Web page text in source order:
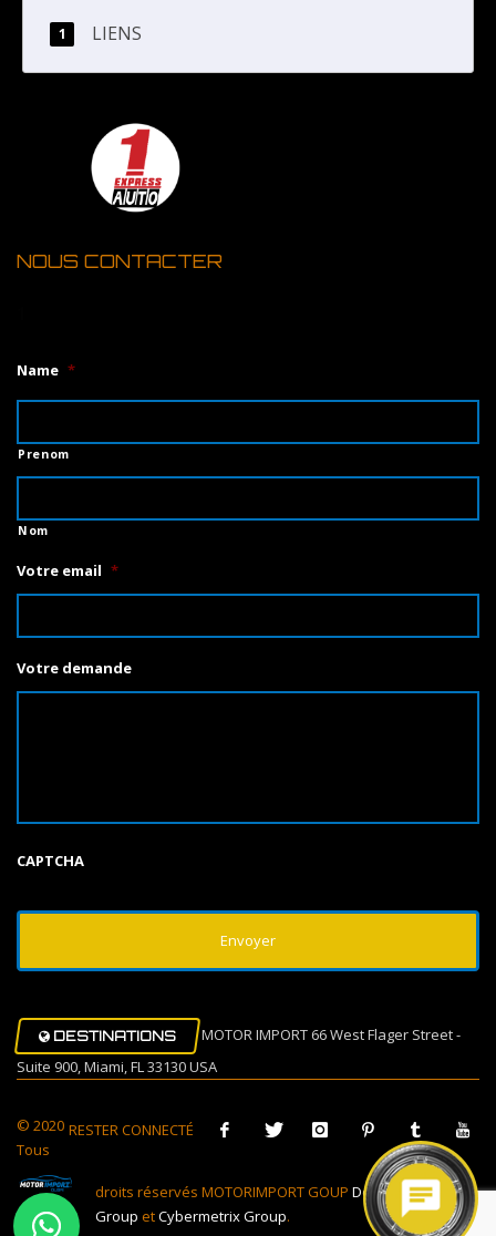
LIENS
NOUS CONTACTER
Name *
Prenom
Nom
Votre email *
Votre demande
CAPTCHA
DESTINATIONS
MOTOR IMPORT 66 West Flager Street -
Suite 900, Miami, FL 33130 USA
RESTER CONNECTÉ
© 2020
Tous
droits réservés MOTORIMPORT GOUP Design Muovi
Group etCybermetrix Group.